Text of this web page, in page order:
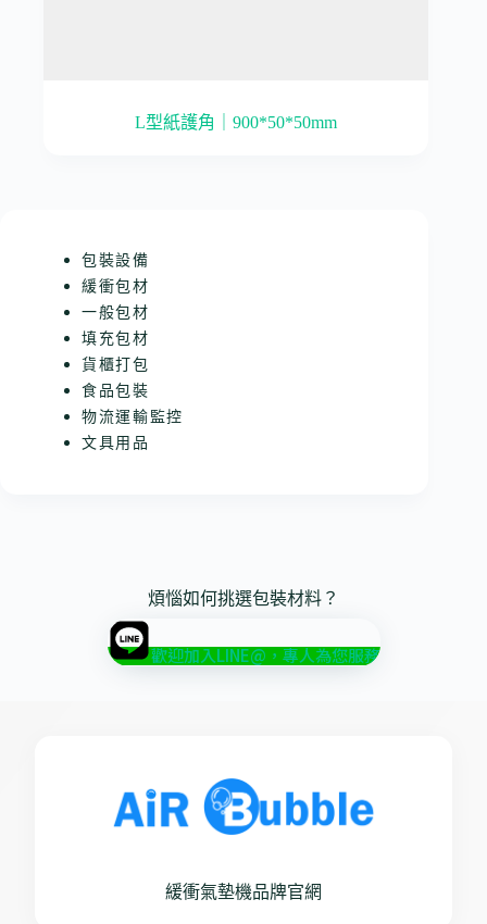
L型紙護角｜900*50*50mm
包裝設備
緩衝包材
一般包材
填充包材
貨櫃打包
食品包裝
物流運輸監控
文具用品
煩惱如何挑選包裝材料？
歡迎加入LINE@，專人為您服務
緩衝氣墊機品牌官網